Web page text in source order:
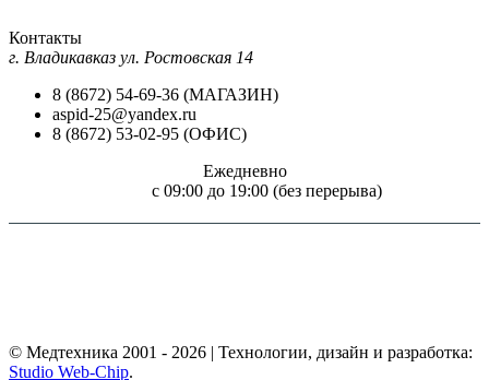
Контакты
г. Владикавказ ул. Ростовская 14
8 (8672) 54-69-36 (МАГАЗИН)
aspid-25@yandex.ru
8 (8672) 53-02-95 (ОФИС)
Ежедневно
c 09:00 до 19:00 (без перерыва)
© Медтехника 2001 - 2026 | Технологии, дизайн и разработка:
Studio Web-Chip.